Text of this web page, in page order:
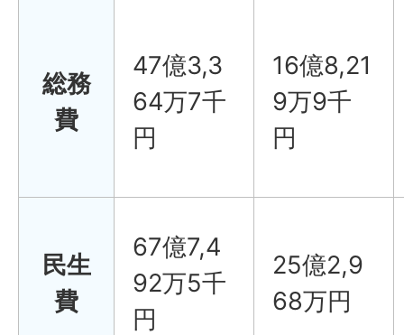
総務
費
47億3,3
64万7千
円
16億8,21
9万9千
円
民生
費
67億7,4
92万5千
円
25億2,9
68万円